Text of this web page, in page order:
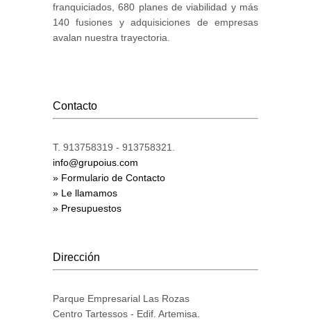
franquiciados, 680 planes de viabilidad y más
140 fusiones y adquisiciones de empresas
avalan nuestra trayectoria.
Contacto
T. 913758319 - 913758321.
info@grupoius.com
» Formulario de Contacto
» Le llamamos
» Presupuestos
Dirección
Parque Empresarial Las Rozas
Centro Tartessos - Edif. Artemisa.